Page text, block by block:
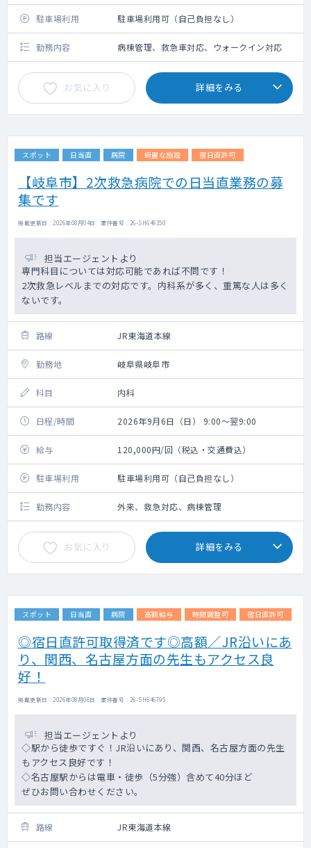
駐車場利用 駐車場利用可（自己負担なし）
勤務内容 病棟管理、救急車対応、ウォークイン対応
お気に入り 詳細をみる
スポット 日当直 病院 綺麗な施設 宿日直許可
【岐阜市】2次救急病院での日当直業務の募
集です
掲載更新日 : 2026年08月04日 案件番号 : 26-SH649350
担当エージェントより
専門科目については対応可能であれば不問です！
2次救急レベルまでの対応です。内科系が多く、重篤な人は多く
ないです。
路線 JR東海道本線
勤務地 岐阜県岐阜市
科目 内科
日程/時間 2026年9月6日（日） 9:00～翌9:00
給与 120,000円/回（税込・交通費込）
駐車場利用 駐車場利用可（自己負担なし）
勤務内容 外来、救急対応、病棟管理
お気に入り 詳細をみる
スポット 日当直 病院 高額給与 時間調整可 宿日直許可
◎宿日直許可取得済です◎高額／JR沿いにあ
り、関西、名古屋方面の先生もアクセス良
好！
掲載更新日 : 2026年08月06日 案件番号 : 26-SH646795
担当エージェントより
◇駅から徒歩ですぐ！JR沿いにあり、関西、名古屋方面の先生
もアクセス良好です！
◇名古屋駅からは電車・徒歩（5分強）含めて40分ほど
ぜひお問い合わせください。
路線 JR東海道本線